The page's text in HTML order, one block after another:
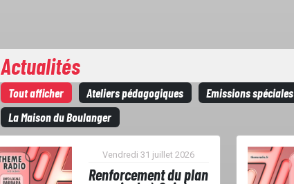
Actualités
Tout afficher Ateliers pédagogiques Emissions spéciales
La Maison du Boulanger
Vendredi 31 juillet 2026
Renforcement du plan